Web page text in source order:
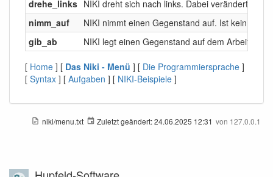
drehe_links NIKI dreht sich nach links. Dabei verändert er
nimm_auf
NIKI nimmt einen Gegenstand auf. Ist kein
gib_ab
NIKI legt einen Gegenstand auf dem
[ Home ] [ Das Niki - Menü ] [ Die Programmiersprache ]
[ Syntax ] [ Aufgaben ] [ NIKI-Beispiele ]
niki/menu.txt Zuletzt geändert:24.06.2025 12:31 von 127.0.0.1